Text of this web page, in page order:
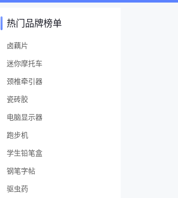
热门品牌榜单
卤藕片
迷你摩托车
颈椎牵引器
瓷砖胶
电脑显示器
跑步机
学生铅笔盒
钢笔字帖
驱虫药